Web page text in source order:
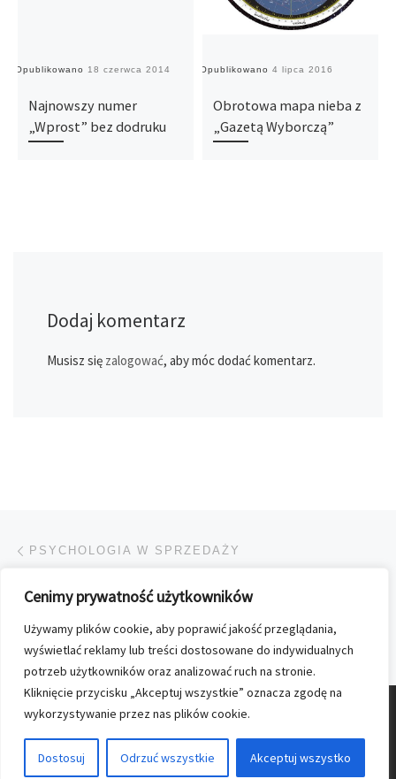
Cenimy prywatność użytkowników
Używamy plików cookie, aby poprawić jakość przeglądania,
wyświetlać reklamy lub treści dostosowane do indywidualnych
potrzeb użytkowników oraz analizować ruch na stronie.
Kliknięcie przycisku „Akceptuj wszystkie” oznacza zgodę na
wykorzystywanie przez nas plików cookie.
Dostosuj Odrzuć wszystkie Akceptuj wszystko
Opublikowano 18 czerwca 2014
Najnowszy numer
„Wprost” bez dodruku
Opublikowano 4 lipca 2016
Obrotowa mapa nieba z
„Gazetą Wyborczą”
Dodaj komentarz
Musisz się zalogować, aby móc dodać komentarz.
Przeglądanie Wpisów
PSYCHOLOGIA W SPRZEDAŻY
POWRÓT DO LISTY
WAKACYJNE „SAMO ZDROWIE”
© 2026 Nasz Kolporter – Wszelkie prawa zastrzezone